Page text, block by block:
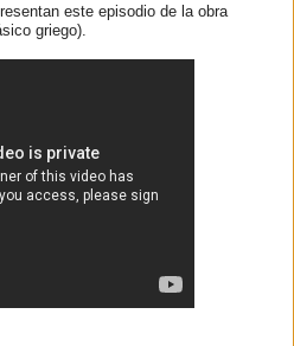
este episodio de la obra
griego).